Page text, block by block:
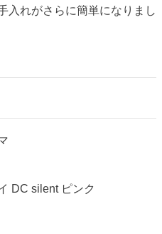
入れがさらに簡単になりまし
DC silent ピンク